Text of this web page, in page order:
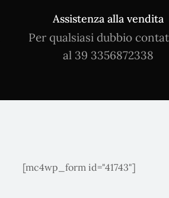
Assistenza alla vendita
Per qualsiasi dubbio
al 39 3356872338
[mc4wp_form id="41743"]